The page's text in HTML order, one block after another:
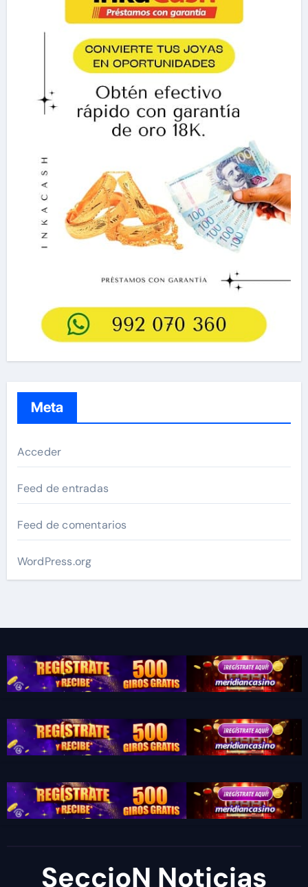
Meta
Acceder
Feed de entradas
Feed de comentarios
WordPress.org
SeccioN Noticias